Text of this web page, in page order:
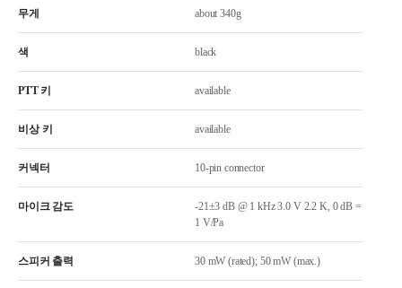
무게 about 340g
색 black
PTT 키 available
비상 키 available
커넥터 10-pin connector
마이크 감도
-21±3 dB @ 1 kHz 3.0 V 2.2 K, 0 dB =
1 V/Pa
스피커 출력 30 mW (rated); 50 mW (max.)